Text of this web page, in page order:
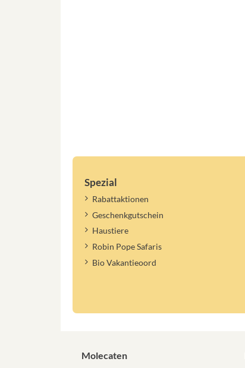
Spezial
Rabattaktionen
Geschenkgutschein
Haustiere
Robin Pope Safaris
Bio Vakantieoord
Molecaten